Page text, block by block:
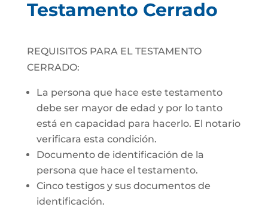
Testamento Cerrado
REQUISITOS PARA EL TESTAMENTO
CERRADO:
La persona que hace este testamento
debe ser mayor de edad y por lo tanto
está en capacidad para hacerlo. El notario
verificara esta condición.
Documento de identificación de la
persona que hace el testamento.
Cinco testigos y sus documentos de
identificación.